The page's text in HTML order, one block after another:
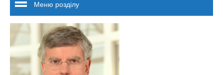
Меню розділу